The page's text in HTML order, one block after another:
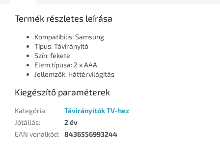
Termék részletes leírása
Kompatibilis: Samsung
Típus: Távirányító
Szín: fekete
Elem típusa: 2 x AAA
Jellemzők: Háttérvilágítás
Kiegészítő paraméterek
Kategória:
Távirányítók TV-hez
Jótállás:
2 év
EAN vonalkód: 8436556993244